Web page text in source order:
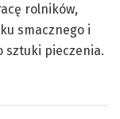
rolników,
smacznego i
sztuki pieczenia.